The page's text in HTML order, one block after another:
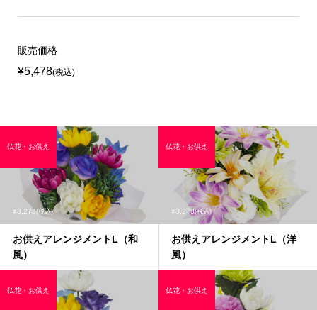
販売価格
¥5,478(税込)
¥3,278(税込)
お供えアレンジメントL（和
風）
仏花・お供え
¥3,278(税込)
お供えアレンジメントL（洋
風）
仏花・お供え
仏花・お供え 仏花・お供え